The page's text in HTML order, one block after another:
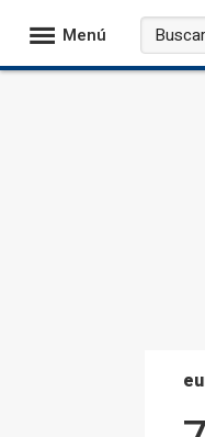
Menú